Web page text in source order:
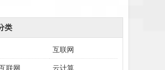
类
互联网
联网 云计算